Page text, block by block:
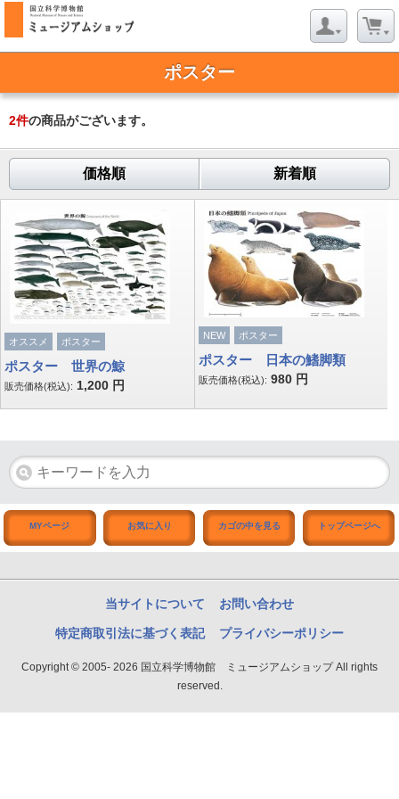
ポスター
2件の商品がございます。
価格順 新着順
オススメ ポスター
ポスター 世界の鯨
販売価格(税込): 1,200 円
NEW ポスター
ポスター 日本の鰭脚類
販売価格(税込): 980 円
MYページ お気に入り カゴの中を見る トップページへ
当サイトについて お問い合わせ
特定商取引法に基づく表記 プライバシーポリシー
Copyright © 2005- 2026 国立科学博物館 ミュージアムショップ All rights
reserved.